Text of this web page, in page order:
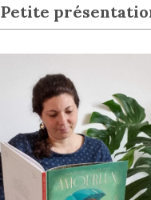
Petite